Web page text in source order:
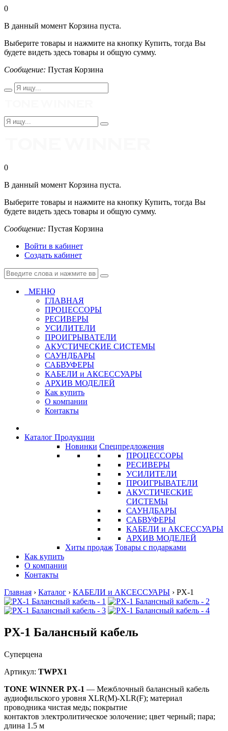
0
В данный момент Корзина пуста.
Выберите товары и нажмите на кнопку Купить, тогда Вы
будете видеть здесь товары и общую сумму.
Сообщение: Пустая Корзина
0
В данный момент Корзина пуста.
Выберите товары и нажмите на кнопку Купить, тогда Вы
будете видеть здесь товары и общую сумму.
Сообщение: Пустая Корзина
Войти в кабинет
Создать кабинет
МЕНЮ
ГЛАВНАЯ
ПРОЦЕССОРЫ
РЕСИВЕРЫ
УСИЛИТЕЛИ
ПРОИГРЫВАТЕЛИ
АКУСТИЧЕСКИЕ СИСТЕМЫ
САУНДБАРЫ
САБВУФЕРЫ
КАБЕЛИ и АКСЕССУАРЫ
АРХИВ МОДЕЛЕЙ
Как купить
О компании
Контакты
Каталог Продукции
Новинки Спецпредложения
ПРОЦЕССОРЫ
РЕСИВЕРЫ
УСИЛИТЕЛИ
ПРОИГРЫВАТЕЛИ
АКУСТИЧЕСКИЕ
СИСТЕМЫ
САУНДБАРЫ
САБВУФЕРЫ
КАБЕЛИ и АКСЕССУАРЫ
АРХИВ МОДЕЛЕЙ
Хиты продаж Товары с подарками
Как купить
О компании
Контакты
Главная › Каталог › КАБЕЛИ и АКСЕССУАРЫ › PX-1
PX-1 Балансный кабель
Суперцена
Артикул: TWPX1
TONE WINNER PX-1 — Межблочный балансный кабель
аудиофильского уровня XLR(M)-XLR(F); материал
проводника чистая медь; покрытие
контактов электролитическое золочение; цвет черный; пара;
длина 1.5 м